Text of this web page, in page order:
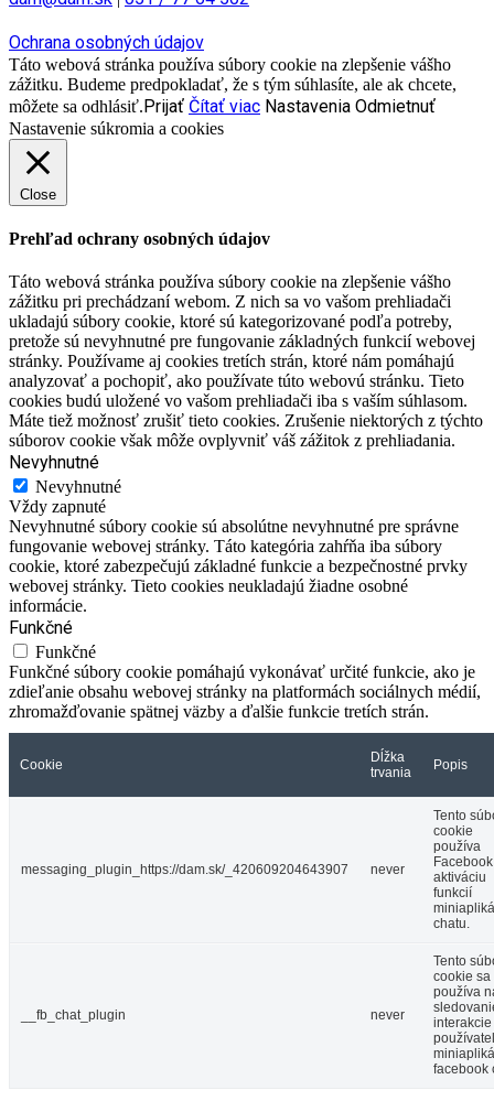
Ochrana osobných údajov
Táto webová stránka používa súbory cookie na zlepšenie vášho
zážitku. Budeme predpokladať, že s tým súhlasíte, ale ak chcete,
môžete sa odhlásiť.Prijať Čítať viac Nastavenia Odmietnuť
Nastavenie súkromia a cookies
Close
Prehľad ochrany osobných údajov
Táto webová stránka používa súbory cookie na zlepšenie vášho
zážitku pri prechádzaní webom. Z nich sa vo vašom prehliadači
ukladajú súbory cookie, ktoré sú kategorizované podľa potreby,
pretože sú nevyhnutné pre fungovanie základných funkcií webovej
stránky. Používame aj cookies tretích strán, ktoré nám pomáhajú
analyzovať a pochopiť, ako používate túto webovú stránku. Tieto
cookies budú uložené vo vašom prehliadači iba s vaším súhlasom.
Máte tiež možnosť zrušiť tieto cookies. Zrušenie niektorých z týchto
súborov cookie však môže ovplyvniť váš zážitok z prehliadania.
Nevyhnutné
Nevyhnutné
Vždy zapnuté
Nevyhnutné súbory cookie sú absolútne nevyhnutné pre správne
fungovanie webovej stránky. Táto kategória zahŕňa iba súbory
cookie, ktoré zabezpečujú základné funkcie a bezpečnostné prvky
webovej stránky. Tieto cookies neukladajú žiadne osobné
informácie.
Funkčné
Funkčné
Funkčné súbory cookie pomáhajú vykonávať určité funkcie, ako je
zdieľanie obsahu webovej stránky na platformách sociálnych médií,
zhromažďovanie spätnej väzby a ďalšie funkcie tretích strán.
Cookie
Dĺžka
trvania
Popis
messaging_plugin_https://dam.sk/_420609204643907 never
Tento
cookie
používa
aktiváciu
funkcií
chatu.
__fb_chat_plugin never
Tento
cookie sa
používa
interakcie
facebook